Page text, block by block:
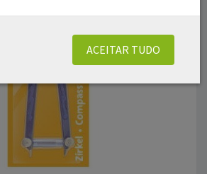
ACEITAR TUDO